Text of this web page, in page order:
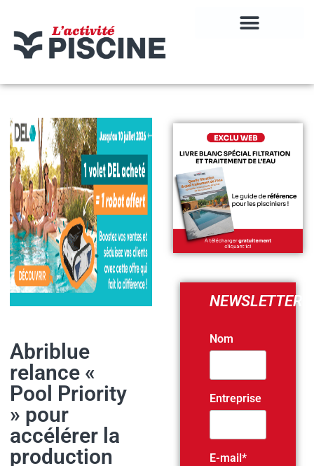
Abriblue
relance «
Pool Priority
» pour
accélérer la
production
NEWSLETTER
Nom
Entreprise
E-mail*